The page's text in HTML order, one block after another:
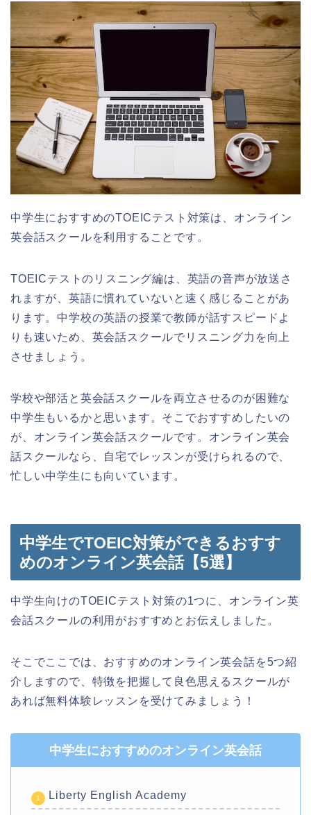
中学生におすすめのTOEICテスト対策は、オンライン
英会話スクールを利用することです。
TOEICテストのリスニング編は、英語の音声が放送さ
れますが、英語に慣れていないと速く感じることがあ
ります。中学校の英語の授業で教師が話すスピードよ
りも速いため、英会話スクールでリスニング力を向上
させましょう。
学校や部活と英会話スクールを両立させるのが困難な
中学生もいるかと思います。そこでおすすめしたいの
が、オンライン英会話スクールです。オンライン英会
話スクールなら、自宅でレッスンが受けられるので、
忙しい中学生にも向いています。
中学生でTOEIC対策ができるおすす
めのオンライン英会話【5選】
中学生向けのTOEICテスト対策の1つに、オンライン英
会話スクールの利用がおすすめとお伝えしました。
そこでここでは、おすすめのオンライン英会話を5つ紹
介しますので、特徴を把握して良色思えるスクールが
あれば無料体験レッスンを受けてみましょう！
中学生におすすめのオンライン英会話
Liberty English Academy